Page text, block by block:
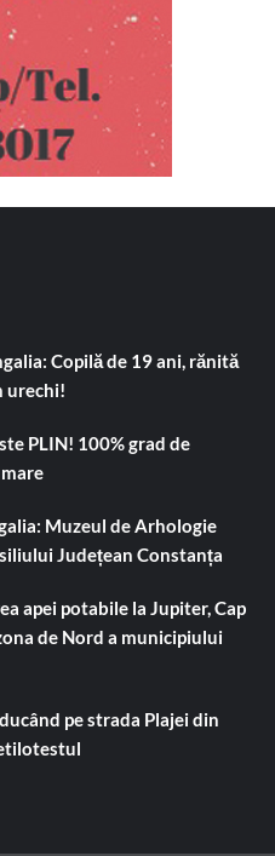
Copilă de 19 ani, rănită
urechi!
PLIN! 100% grad de
Muzeul de Arhologie
Județean Constanța
apei potabile la Jupiter, Cap
de Nord a municipiului
pe strada Plajei din